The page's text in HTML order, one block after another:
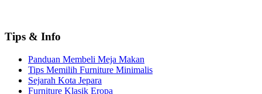
Tips & Info
Panduan Membeli Meja Makan
Tips Memilih Furniture Minimalis
Sejarah Kota Jepara
Furniture Klasik Eropa